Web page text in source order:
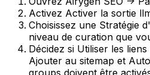
Activez Activer la sortie
Choisissez une Stratégie
niveau de curation que
Décidez si Utiliser les
Ajouter au sitemap et